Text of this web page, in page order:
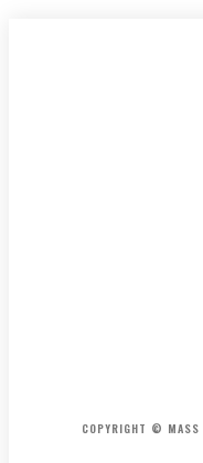
COPYRIGHT © MASS